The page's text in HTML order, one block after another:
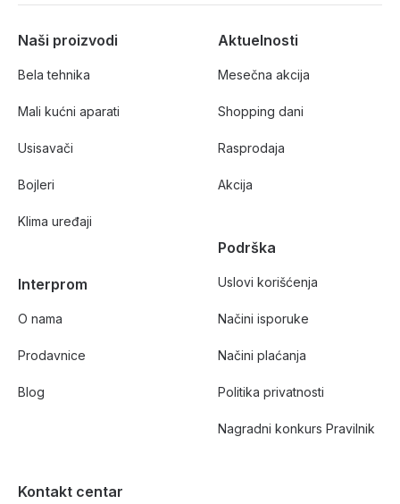
Naši proizvodi
Bela tehnika
Mali kućni aparati
Usisavači
Bojleri
Klima uređaji
Interprom
O nama
Prodavnice
Blog
Aktuelnosti
Mesečna akcija
Shopping dani
Rasprodaja
Akcija
Podrška
Uslovi korišćenja
Načini isporuke
Načini plaćanja
Politika privatnosti
Nagradni konkurs Pravilnik
Kontakt centar